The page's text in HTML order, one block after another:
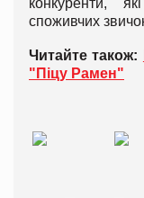
споживчих
Читайте також:
"Піцу Рамен"